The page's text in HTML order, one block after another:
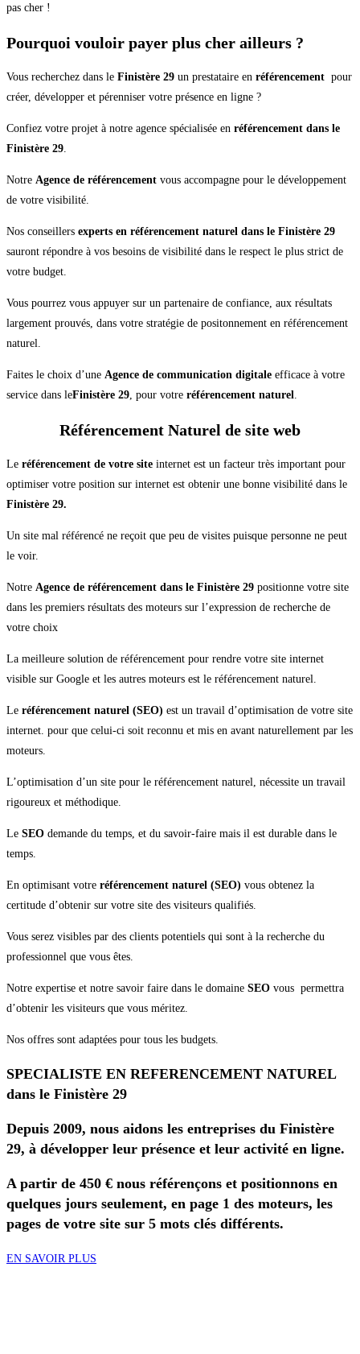
pas cher !
Pourquoi vouloir payer plus cher ailleurs ?
Vous recherchez dans le Finistère 29 un prestataire en référencement pour
créer, développer et pérenniser votre présence en ligne ?
Confiez votre projet à notre agence spécialisée en référencement dans le
Finistère 29.
Notre Agence de référencement vous accompagne pour le développement
de votre visibilité.
Nos conseillers experts en référencement naturel dans le Finistère 29
sauront répondre à vos besoins de visibilité dans le respect le plus strict de
votre budget.
Vous pourrez vous appuyer sur un partenaire de confiance, aux résultats
largement prouvés, dans votre stratégie de positonnement en référencement
naturel.
Faites le choix d’une Agence de communication digitale efficace à votre
service dans leFinistère 29, pour votre référencement naturel.
Référencement Naturel de site web
Le référencement de votre site internet est un facteur très important pour
optimiser votre position sur internet est obtenir une bonne visibilité dans le
Finistère 29.
Un site mal référencé ne reçoit que peu de visites puisque personne ne peut
le voir.
Notre Agence de référencement dans le Finistère 29 positionne votre site
dans les premiers résultats des moteurs sur l’expression de recherche de
votre choix
La meilleure solution de référencement pour rendre votre site internet
visible sur Google et les autres moteurs est le référencement naturel.
Le référencement naturel (SEO) est un travail d’optimisation de votre site
internet. pour que celui-ci soit reconnu et mis en avant naturellement par les
moteurs.
L’optimisation d’un site pour le référencement naturel, nécessite un travail
rigoureux et méthodique.
Le SEO demande du temps, et du savoir-faire mais il est durable dans le
temps.
En optimisant votre référencement naturel (SEO) vous obtenez la
certitude d’obtenir sur votre site des visiteurs qualifiés.
Vous serez visibles par des clients potentiels qui sont à la recherche du
professionnel que vous êtes.
Notre expertise et notre savoir faire dans le domaine SEO vous permettra
d’obtenir les visiteurs que vous méritez.
Nos offres sont adaptées pour tous les budgets.
SPECIALISTE EN REFERENCEMENT NATUREL
dans le Finistère 29
Depuis 2009, nous aidons les entreprises du Finistère
29, à développer leur présence et leur activité en ligne.
A partir de 450 € nous référençons et positionnons en
quelques jours seulement, en page 1 des moteurs, les
pages de votre site sur 5 mots clés différents.
EN SAVOIR PLUS